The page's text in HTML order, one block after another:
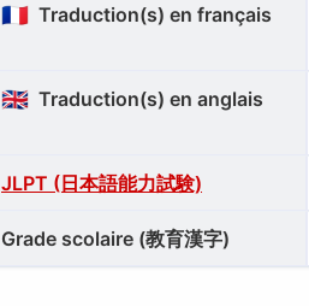
🇫🇷 Traduction(s) en français
🇬🇧 Traduction(s) en anglais
JLPT (日本語能力試験)
Grade scolaire (教育漢字)